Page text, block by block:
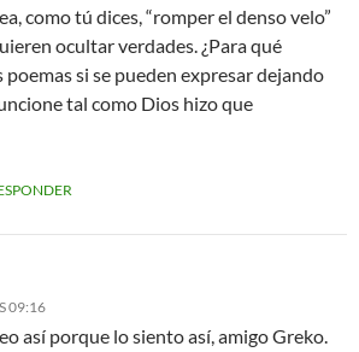
como tú dices, “romper el denso velo”
ocultar verdades. ¿Para qué
si se pueden expresar dejando
tal como Dios hizo que
09:16
así porque lo siento así, amigo Greko.